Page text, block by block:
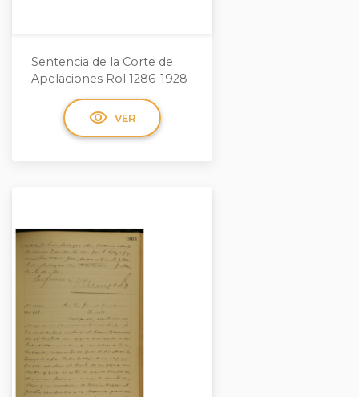
Sentencia de la Corte de
Apelaciones Rol 1286-1928
visibility VER